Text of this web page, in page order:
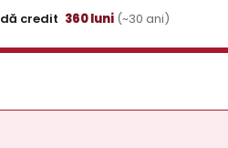
credit 360luni (~30 ani)